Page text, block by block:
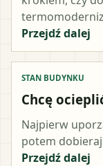
Przejdź dalej
STAN BUDYNKU
Chcę
Najpierw
potem
Przejdź dalej